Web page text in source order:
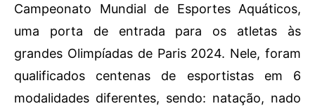
Campeonato Mundial de Esportes Aquáticos,
uma porta de entrada para os atletas às
grandes Olimpíadas de Paris 2024. Nele, foram
qualificados centenas de esportistas em 6
modalidades diferentes, sendo: natação, nado